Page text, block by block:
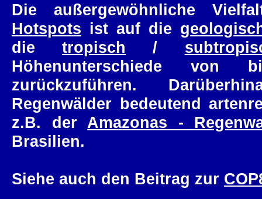
Die außergewöhnliche
Hotspots ist auf die
dietropisch /
Höhenunterschiede
zurückzuführen.
Regenwälder bedeutend
z.B. der Amazonas -
Brasilien.
Siehe auch den Beitrag zur